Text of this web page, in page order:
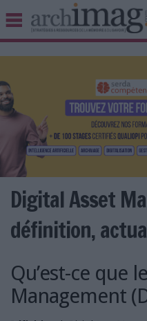
BIBLIOTHÈQUE ÉDITION
UNIVERS DATA
TRAVAIL COLLABORATIF
VIE NUMÉRIQUE
NUMÉRIQUE RESPONSABLE
LES NEWSLETTERS
LE MAGAZINE
Digital Asset
définition,
Qu’est-ce que
Management